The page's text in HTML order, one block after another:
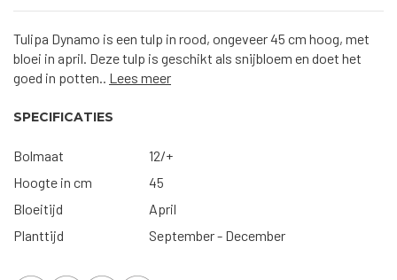
Tulipa Dynamo is een tulp in rood, ongeveer 45 cm hoog, met
bloei in april. Deze tulp is geschikt als snijbloem en doet het
goed in potten.. Lees meer
SPECIFICATIES
Bolmaat
12/+
Hoogte in cm
45
Bloeitijd
April
Planttijd
September - December